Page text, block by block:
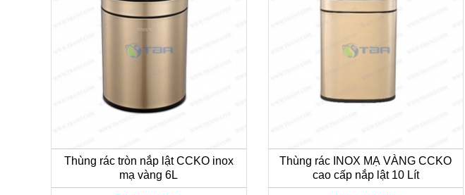
Thùng rác tròn nắp lật CCKO inox
mạ vàng 6L
Thùng rác INOX MẠ VÀNG CCKO
cao cấp nắp lật 10 Lít